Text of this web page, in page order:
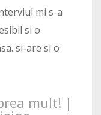
mi s-a
si o
si-are si o
mult! |